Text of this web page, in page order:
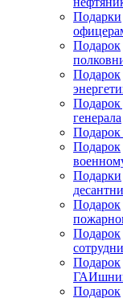
Подарки
Подарок
Подарок
Подарок
генерала
Подарок
Подарки
Подарок
Подарок
Подарок
Подарок